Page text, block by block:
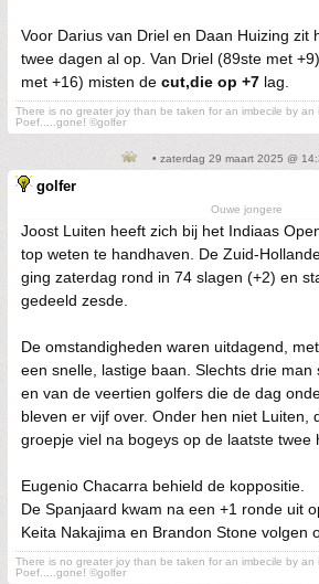
Voor Darius van Driel en Daan Huizing zit
twee dagen al op. Van Driel (89ste met
met +16) misten de cut,die op +7 lag.
There is no greater joy than be taken for an imbecile by an
Poef.....gone! ©golfer
• zaterdag 29 maart 2025 @
golfer
Ouwe jongere
Joost Luiten heeft zich bij het Indiaas
top weten te handhaven. De Zuid-
ging zaterdag rond in 74 slagen (+2) en
gedeeld zesde.
De omstandigheden waren uitdagend,
een snelle, lastige baan. Slechts drie
en van de veertien golfers die de dag
bleven er vijf over. Onder hen niet Luiten,
groepje viel na bogeys op de laatste twee
Eugenio Chacarra behield de koppositie.
De Spanjaard kwam na een +1 ronde uit
Keita Nakajima en Brandon Stone volgen
There is no greater joy than be taken for an imbecile by an
Poef.....gone! ©golfer